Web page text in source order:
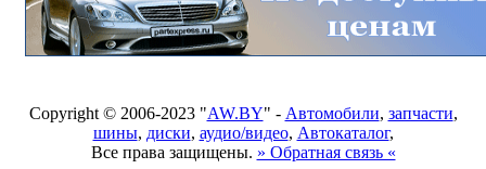
Copyright © 2006-2023 "AW.BY" - Автомобили, запчасти,
шины, диски, аудио/видео, Автокаталог,
Все права защищены. » Обратная связь «